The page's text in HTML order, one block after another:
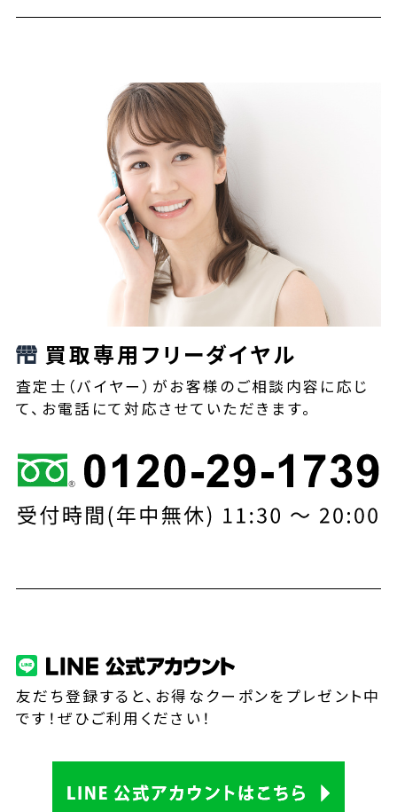
買取専用フリーダイヤル
査定士（バイヤー）がお客様のご相談内容に応じ
て、お電話にて対応させていただきます。
友だち登録すると、お得なクーポンをプレゼント中
です！ぜひご利用ください！